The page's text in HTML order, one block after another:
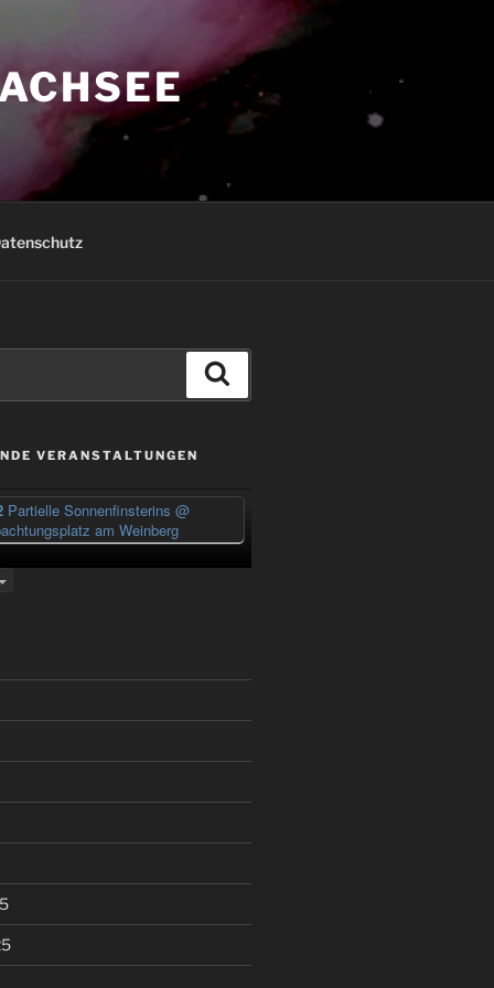
VERANSTALTUNGEN
Partielle Sonnenfinsterins@
am Weinberg